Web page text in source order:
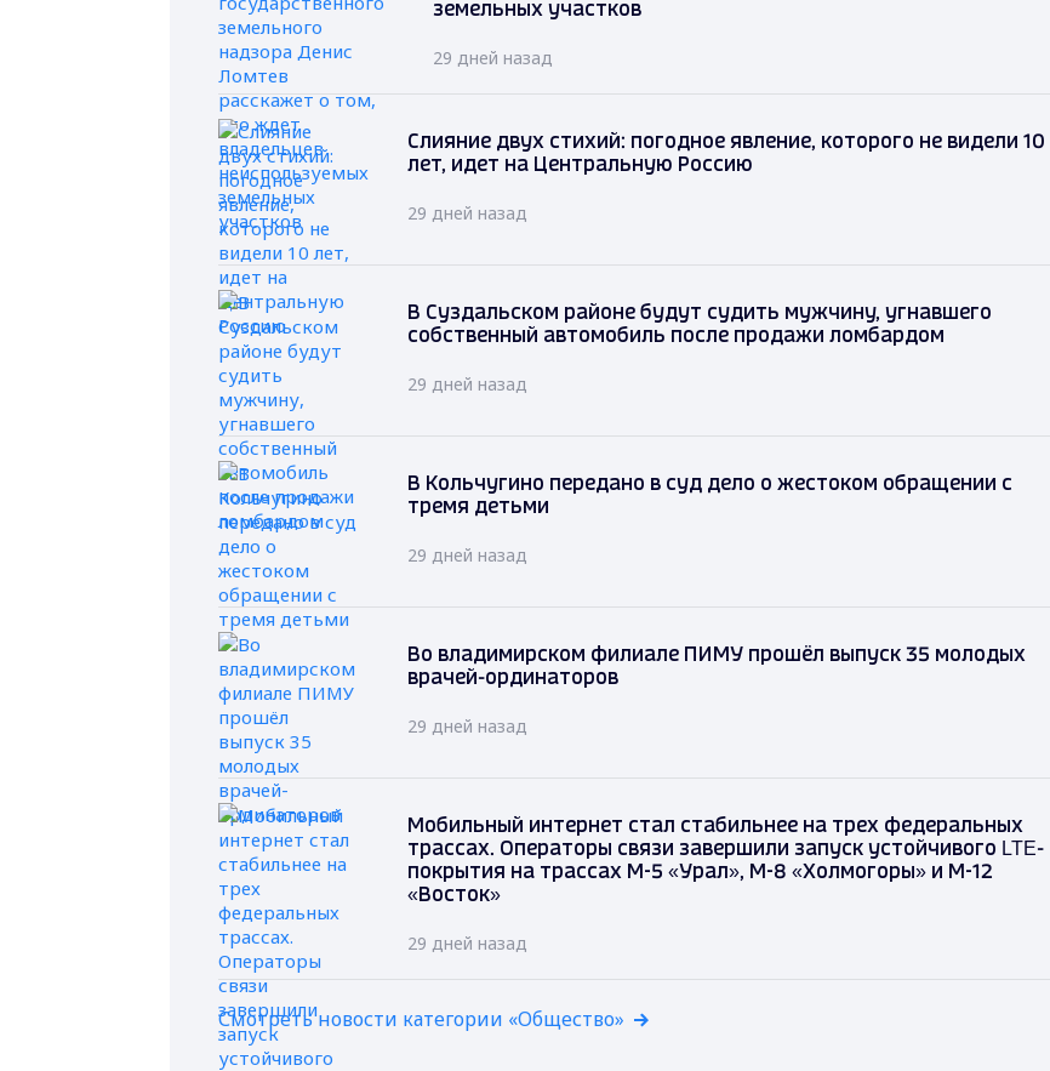
земельных участков
29 дней назад
Слияние двух стихий: погодное явление, которого не видели 10
лет, идет на Центральную Россию
29 дней назад
В Суздальском районе будут судить мужчину, угнавшего
собственный автомобиль после продажи ломбардом
29 дней назад
В Кольчугино передано в суд дело о жестоком обращении с
тремя детьми
29 дней назад
Во владимирском филиале ПИМУ прошёл выпуск 35 молодых
врачей-ординаторов
29 дней назад
Мобильный интернет стал стабильнее на трех федеральных
трассах. Операторы связи завершили запуск устойчивого LTE-
покрытия на трассах М-5 «Урал», М-8 «Холмогоры» и М-12
«Восток»
29 дней назад
Смотреть новости категории «Общество»